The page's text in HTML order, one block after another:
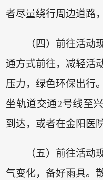
者尽量绕行周边道路
（四）前往活动
通方式前往，减轻活
压力，绿色环保出行
坐轨道交通2号线至
到达，或者在金阳医
（五）前往活动
气变化，备好雨具。